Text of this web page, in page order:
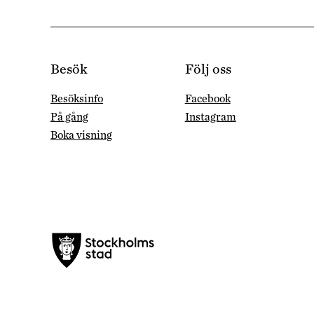
Besök
Besöksinfo
På gång
Boka visning
Följ oss
Facebook
Instagram